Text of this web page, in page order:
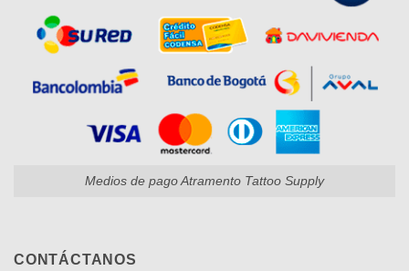
Medios de pago Atramento Tattoo Supply
CONTÁCTANOS